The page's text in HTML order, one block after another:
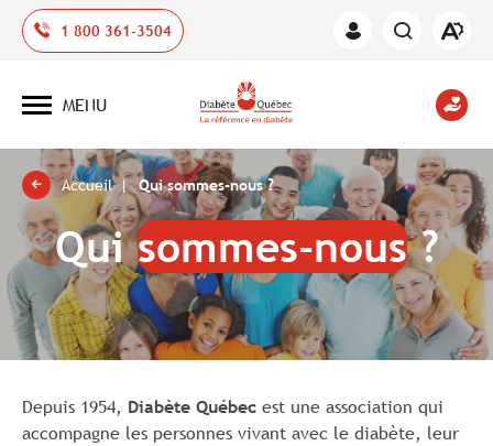
1 800 361-3504
Espace
Ouvrir
Ouvrir
site
MENU
Accueil Qui sommes-nous ?
Quisommes-nous?
Depuis 1954, Diabète Québec est une association qui
accompagne les personnes vivant avec le diabète, leur